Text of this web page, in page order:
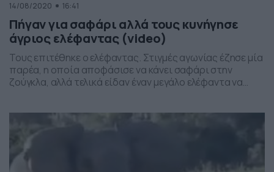
14/08/2020 16:41
Πήγαν για σαφάρι αλλά τους κυνήγησε
άγριος ελέφαντας (video)
Τους επιτέθηκε ο ελέφαντας. Στιγμές αγωνίας έζησε μία
παρέα, η οποία αποφάσισε να κάνει σαφάρι στην
ζούγκλα, αλλά τελικά είδαν έναν μεγάλο ελέφαντα να
στο εθνικό πάρκο Nagarhole στην νότια Ινδία. Η παρέα
είχαν επιβιβαστεί σε τζιπάκι […]